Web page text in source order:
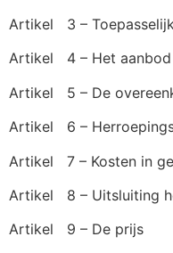
Artikel 3 –
Artikel 4 – Het aanbod
Artikel 5 – De
Artikel 6 –
Artikel 7 – Kosten in
Artikel 8 – Uitsluiting
Artikel 9 – De prijs